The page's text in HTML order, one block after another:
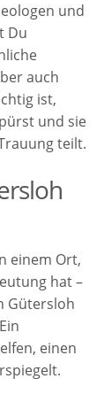
und
Du
auch
ist,
und sie
teilt.
einem Ort,
hat –
Gütersloh
einen